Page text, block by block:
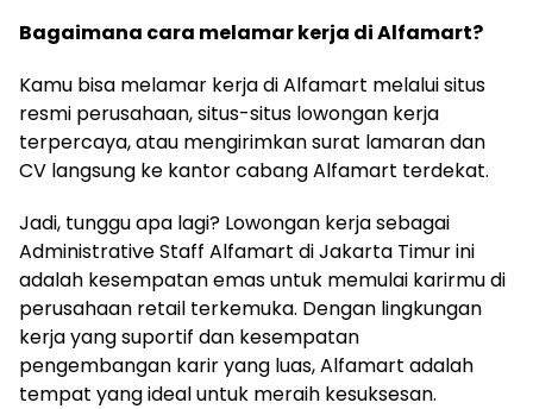
Bagaimana cara melamar kerja di Alfamart?
Kamu bisa melamar kerja di Alfamart melalui situs
resmi perusahaan, situs-situs lowongan kerja
terpercaya, atau mengirimkan surat lamaran dan
CV langsung ke kantor cabang Alfamart terdekat.
Jadi, tunggu apa lagi? Lowongan kerja sebagai
Administrative Staff Alfamart di Jakarta Timur ini
adalah kesempatan emas untuk memulai karirmu di
perusahaan retail terkemuka. Dengan lingkungan
kerja yang suportif dan kesempatan
pengembangan karir yang luas, Alfamart adalah
tempat yang ideal untuk meraih kesuksesan.